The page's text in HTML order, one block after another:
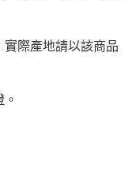
實際產地請以該商品